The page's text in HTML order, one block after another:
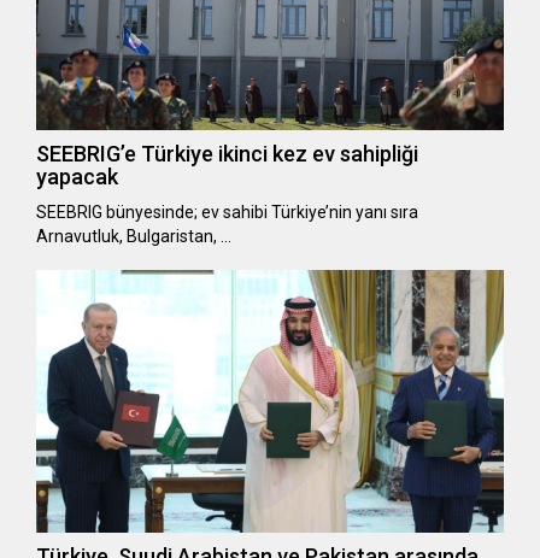
SEEBRIG’e Türkiye ikinci kez ev sahipliği
yapacak
SEEBRIG bünyesinde; ev sahibi Türkiye’nin yanı sıra
Arnavutluk, Bulgaristan, …